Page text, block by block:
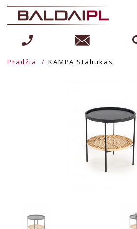
Pradžia KAMPA Staliukas